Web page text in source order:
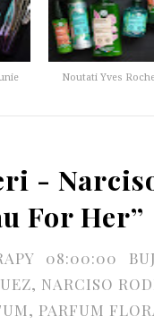
Noutati Yves
-
For Her”
08:00:00
, NARCISO
, PARFUM